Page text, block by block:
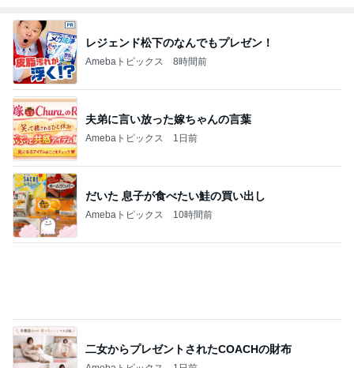
レジェンド松下のなんでもプレゼン！
Amebaトピックス 8時間前
夫弟に言い放った嫁ちゃんの言葉
Amebaトピックス 1日前
だいた 息子が食べたい鮭の買い出し
Amebaトピックス 10時間前
二女からプレゼントされたCOACHの財布